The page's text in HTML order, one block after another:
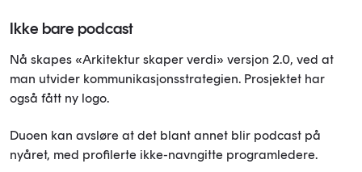
Ikke bare podcast
Nå skapes «Arkitektur skaper verdi» versjon 2.0, ved at
man utvider kommunikasjonsstrategien. Prosjektet har
også fått ny logo.
Duoen kan avsløre at det blant annet blir podcast på
nyåret, med profilerte ikke-navngitte programledere.